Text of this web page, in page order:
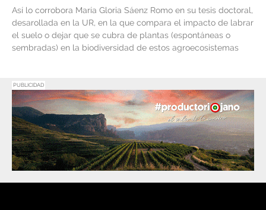
Así lo corrobora María Gloria Sáenz Romo en su tesis doctoral,
desarollada en la UR, en la que compara el impacto de labrar
el suelo o dejar que se cubra de plantas (espontáneas o
sembradas) en la biodiversidad de estos agroecosistemas
PUBLICIDAD